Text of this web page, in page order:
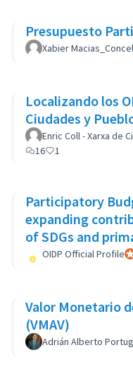
Presupuesto
Xabier
Localizando los
Ciudades y
Enric Coll - Xarxa de
16
1
Participatory
expanding
of SDGs and
OIDP Official Profile
Valor Monetario
(VMAV)
Adrián Alberto